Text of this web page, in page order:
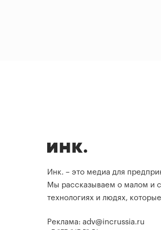
Инк. – это медиа для
Мы рассказываем о малом и
технологиях и людях,
Реклама: adv@incrussia.ru